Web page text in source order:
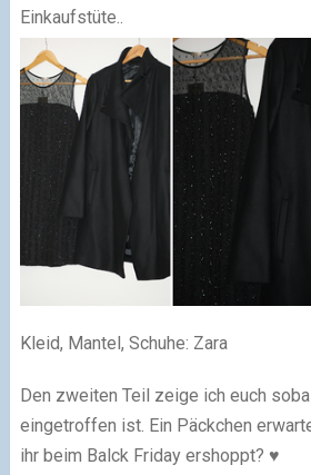
Einkaufstüte..
Kleid, Mantel, Schuhe: Zara
Den zweiten Teil zeige ich euch
eingetroffen ist. Ein Päckchen
ihr beim Balck Friday ershoppt? ♥